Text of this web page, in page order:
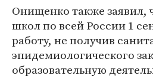
Онищенко также заявил,
школ по всей России 1
работу, не получив
эпидемиологического
образовательную